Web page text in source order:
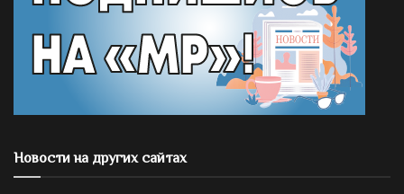
Новости на других сайтах